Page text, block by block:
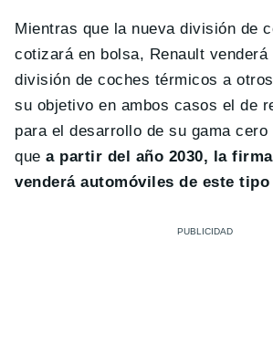
Mientras que la nueva división de
cotizará en bolsa, Renault venderá
división de coches térmicos a
su objetivo en ambos casos el de
para el desarrollo de su gama
quea partir del año 2030, la
venderá automóviles de este tipo